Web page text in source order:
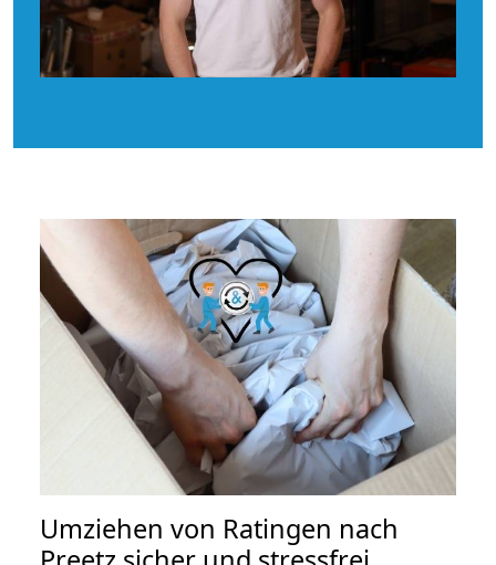
Umziehen von Ratingen nach